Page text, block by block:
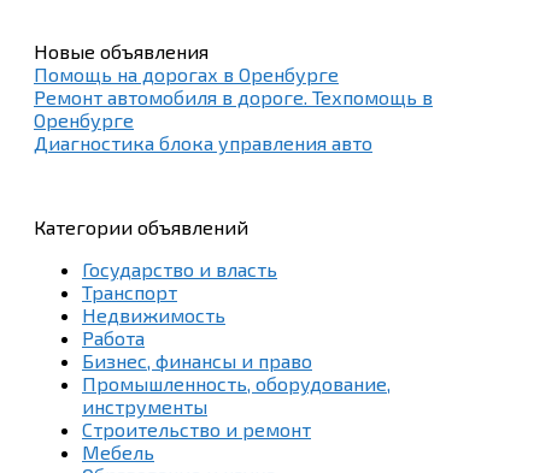
Новые объявления
Помощь на дорогах в Оренбурге
Ремонт автомобиля в дороге. Техпомощь в
Оренбурге
Диагностика блока управления авто
Категории объявлений
Государство и власть
Транспорт
Недвижимость
Работа
Бизнес, финансы и право
Промышленность, оборудование,
инструменты
Строительство и ремонт
Мебель